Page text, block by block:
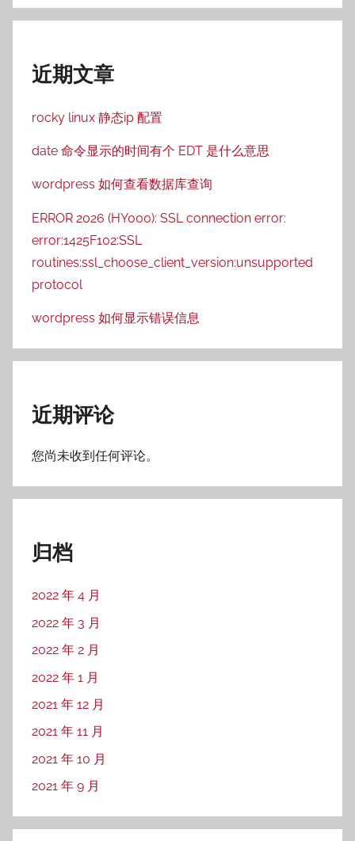
近期文章
rocky linux 静态ip 配置
date 命令显示的时间有个 EDT 是什么意思
wordpress 如何查看数据库查询
ERROR 2026 (HY000): SSL connection error:
error:1425F102:SSL
routines:ssl_choose_client_version:unsupported
protocol
wordpress 如何显示错误信息
近期评论
您尚未收到任何评论。
归档
2022 年 4 月
2022 年 3 月
2022 年 2 月
2022 年 1 月
2021 年 12 月
2021 年 11 月
2021 年 10 月
2021 年 9 月